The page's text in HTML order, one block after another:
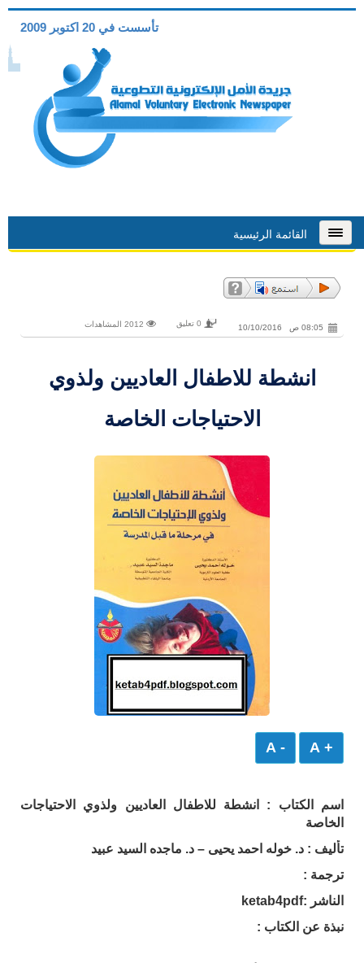
تأسست في 20 اكتوبر 2009
القائمة الرئيسية
08:05 ص 10/10/2016 0 تعليق
انشطة للاطفال العاديين ولذوي
الاحتياجات الخاصة
+ A
- A
اسم الكتاب : انشطة للاطفال العاديين ولذوي الاحتياجات
الخاصة
تأليف : د. خوله احمد يحيى – د. ماجده السيد عبيد
ترجمة :
الناشر :ketab4pdf
نبذة عن الكتاب :